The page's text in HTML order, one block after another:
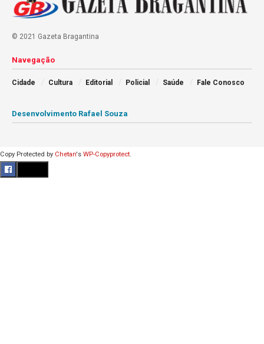
© 2021 Gazeta Bragantina
Navegação
Cidade Cultura Editorial Policial Saúde Fale Conosco
Desenvolvimento Rafael Souza
Copy Protected by Chetan's WP-Copyprotect.